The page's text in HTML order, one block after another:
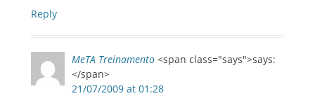
Reply
MeTA Treinamento <span class="says">says:
</span>
21/07/2009 at 01:28